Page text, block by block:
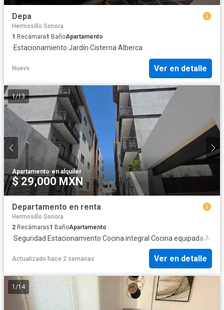
Depa
Hermosillo Sonora
1 Recámara1 BañoApartamento
·Estacionamiento·Jardín·Cisterna·Alberca
Nuevo Ver en detalle
1/13
Apartamento·en alquiler
$ 29,000 MXN
Departamento en renta
Hermosillo Sonora
2 Recámaras1 BañoApartamento
·Seguridad·Estacionamiento·Cocina integral ·Cocina equipada·Aire
Actualizado hace 2 semanas Ver en detalle
1 /14